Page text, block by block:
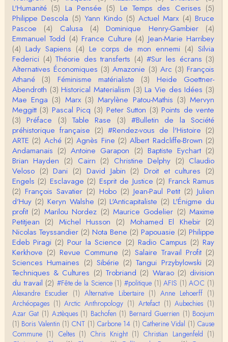
roland chaudat
Tout à fait d'accord avec vous et quant à Leacock j
e n'ai lu qu'un de ses ouvrages et il…
Anonymous
Homo sapiens a clairement évolué depuis 300 00
0 ans. Tout d'abord, il y a la différence notable …
Christophe Darmangeat
Cet article apporte de l'eau à mon moulin (si j'ose
dire) en appuyant la réalité des torture…
roland chaudat
IROQUOIS CANNIBALISM: FACT NOT FICTIONTho
mas S. AblerUniversity of WaterlooBien que ce text
e ne comp…
roland chaudat
Merci de relever ma généralisation hâtive en ce qu
i concerne une hypothétique proportion relative e
n…
Christophe Darmangeat
Pour ce qui est des effets de la variole, ils ont en
effet été catastrophiques 'une manière géné…
Roland Chaudat
L'histoire des populations autochtones profite certai
nement de ces reconstitutions dont la visit…
Anonymous
Je viens de regarder une vidéo de Pascal Picq sur
"le blob" à l'instant. Mon premier r…
L'Humanité (5) La Pensée (5) Le Temps des Cerises (5)
Philippe Descola (5) Yann Kindo (5) Actuel Marx (4) Bruce
Pascoe
(4) Calusa (4) Dominique Henry-Gambier
(4)
Emmanuel Todd (4) France Culture (4) Jean-Marie Harribey
(4) Lady Sapiens (4) Le corps de mon ennemi (4) Silvia
Federici (4) Théorie des transferts (4) #Sur les écrans (3)
Alternatives Économiques (3) Amazonie (3) Arc (3) François
Athané
(3) Féminisme matérialiste (3)
Heide Goettner-
Abendroth (3) Historical Materialism (3) La Vie des Idées (3)
Mae Enga (3) Marx (3) Marylène Patou-Mathis (3) Mervyn
Meggitt (3) Pascal Picq (3) Peter Sutton (3) Points de vente
(3) Préface (3) Table Rase (3) #Bulletin de la Société
préhistorique française (2) #Rendez-vous de l'Histoire (2)
ARTE (2) Aché (2) Agnès Fine (2) Albert Radcliffe-Brown (2)
Andamanais (2) Antoine Garapon (2) Baptiste Eychart (2)
Brian Hayden (2) Cairn (2) Christine Delphy (2) Claudio
Veloso (2) Dani (2) David Jabin (2) Droit et cultures (2)
Engels (2) Esclavage (2) Esprit de Justice (2) Franck Ramus
(2) François Savatier (2) Hobo (2) Jean-Paul Petit (2) Julien
d'Huy (2) Keryn Walshe (2) L'Anticapitaliste (2) L'Énigme du
profit (2) Marilou Nordez (2) Maurice Godelier (2) Maxime
Petitjean (2) Michel Husson (2) Mohamed El Khebir (2)
Nicolas Teyssandier (2) Nota Bene (2) Papouasie (2) Philippe
Edeb Piragi (2) Pour la Science (2) Radio Campus (2) Ray
Kerkhove (2) Revue Commune (2) Salaire Travail Profit (2)
Sciences Humaines (2) Sibérie (2) Tangui Przybylowski (2)
Techniques & Cultures (2) Trobriand (2) Warao (2) division
du travail (2) #Fête de la Science (1) #politique (1) AFIS (1) AOC (1)
Alexandre Escudier (1) Alternative Libertaire (1) Anne Lehoerff (1)
Archéopages (1) Arctic Anthropology (1) Artefact (1) Aubechies (1)
Azar Gat (1) Aztèques (1) Bachofen (1) Bernard Guerrien (1) Boojum
(1) Boris Valentin (1) CNT (1) Carbone 14 (1) Catherine Vidal (1) Cause
Commune (1) Celtes (1) Chris Knight (1) Christian Langenfeld (1)